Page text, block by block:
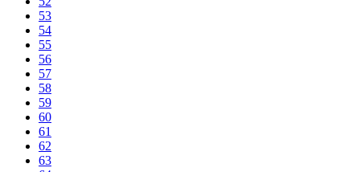
53
54
55
56
57
58
59
60
61
62
63